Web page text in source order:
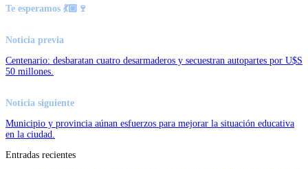
Te esperamos 💃🏼🍷
Noticia previa
Centenario: desbaratan cuatro desarmaderos y secuestran autopartes por U$S
50 millones.
Noticia siguiente
Municipio y provincia aúnan esfuerzos para mejorar la situación educativa
en la ciudad.
Entradas recientes